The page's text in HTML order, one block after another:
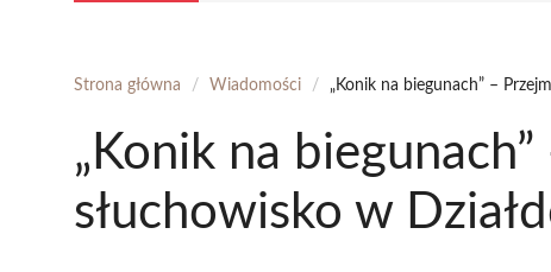
Strona główna / Wiadomości / „Konik na biegunach” –
„Konik na
słuchowisko w